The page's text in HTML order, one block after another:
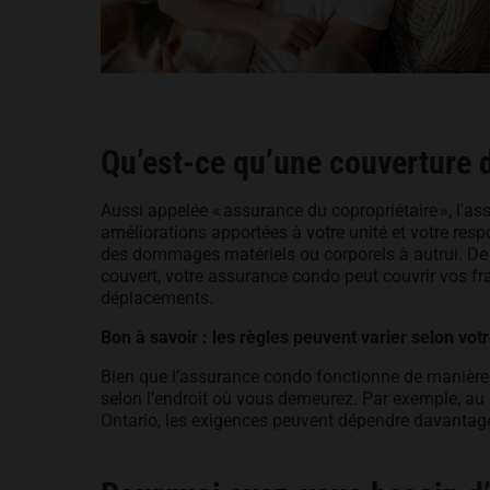
Qu’est-ce qu’une
Aussi appelée « assurance du copropriétaire »,
améliorations apportées à votre unité et votre
des dommages matériels ou corporels à autrui.
couvert, votre assurance condo peut couvrir vos
déplacements.
Bon à savoir : les règles peuvent varier selon
Bien que l’assurance condo fonctionne de
selon l’endroit où vous demeurez. Par exemple,
Ontario, les exigences peuvent dépendre